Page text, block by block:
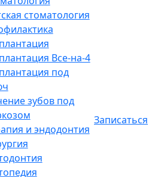
стоматология
Все-на-4
под
зубов под
и эндодонтия
Записаться